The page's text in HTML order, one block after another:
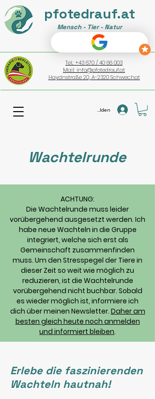
pfotedrauf.at
Mensch - Tier - Natur
Tel.: +43 670 / 40 66 003
Mail: info@pfotedrauf.at
Haydnstraße 20, A-2320 Schwechat
Anmelden
Wachtelrunde
ACHTUNG:
Die Wachtelrunde muss leider
vorübergehend ausgesetzt werden. Ich
habe neue Wachteln in die Gruppe
integriert, welche sich erst als
Gemeinschaft zusammenfinden
muss. Um den Stresspegel der Tiere in
dieser Zeit so weit wie möglich zu
reduzieren, ist die Wachtelrunde
vorübergehend nicht buchbar. Sobald
es wieder möglich ist, informiere ich
dich über meinen Newsletter. Daher am
besten gleich heute noch anmelden
und informiert bleiben.
Erlebe die faszinierenden
Wachteln hautnah!